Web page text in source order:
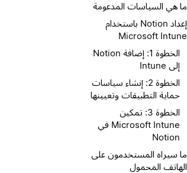
ما هي السياسات المدعومة
إعداد Notion باستخدام
Microsoft Intune
الخطوة 1: إضافة Notion
إلى Intune
الخطوة 2: إنشاء سياسات
حماية التطبيقات وتعيينها
الخطوة 3: تمكين
Microsoft Intune في
Notion
ما سيراه المستخدمون على
الهاتف المحمول